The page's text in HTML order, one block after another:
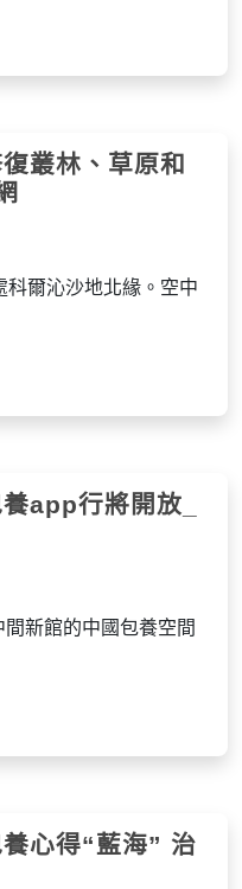
叢林、草原和
爾沁沙地北緣。空中
app行將開放_
新館的中國包養空間
心得“藍海” 治